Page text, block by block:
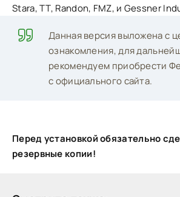
Stara, TT, Randon, FMZ, и Gessner
Данная версия выложена с
ознакомления, для
рекомендуем приобрести
с официального сайта.
Перед установкой обязательно
резервные копии!